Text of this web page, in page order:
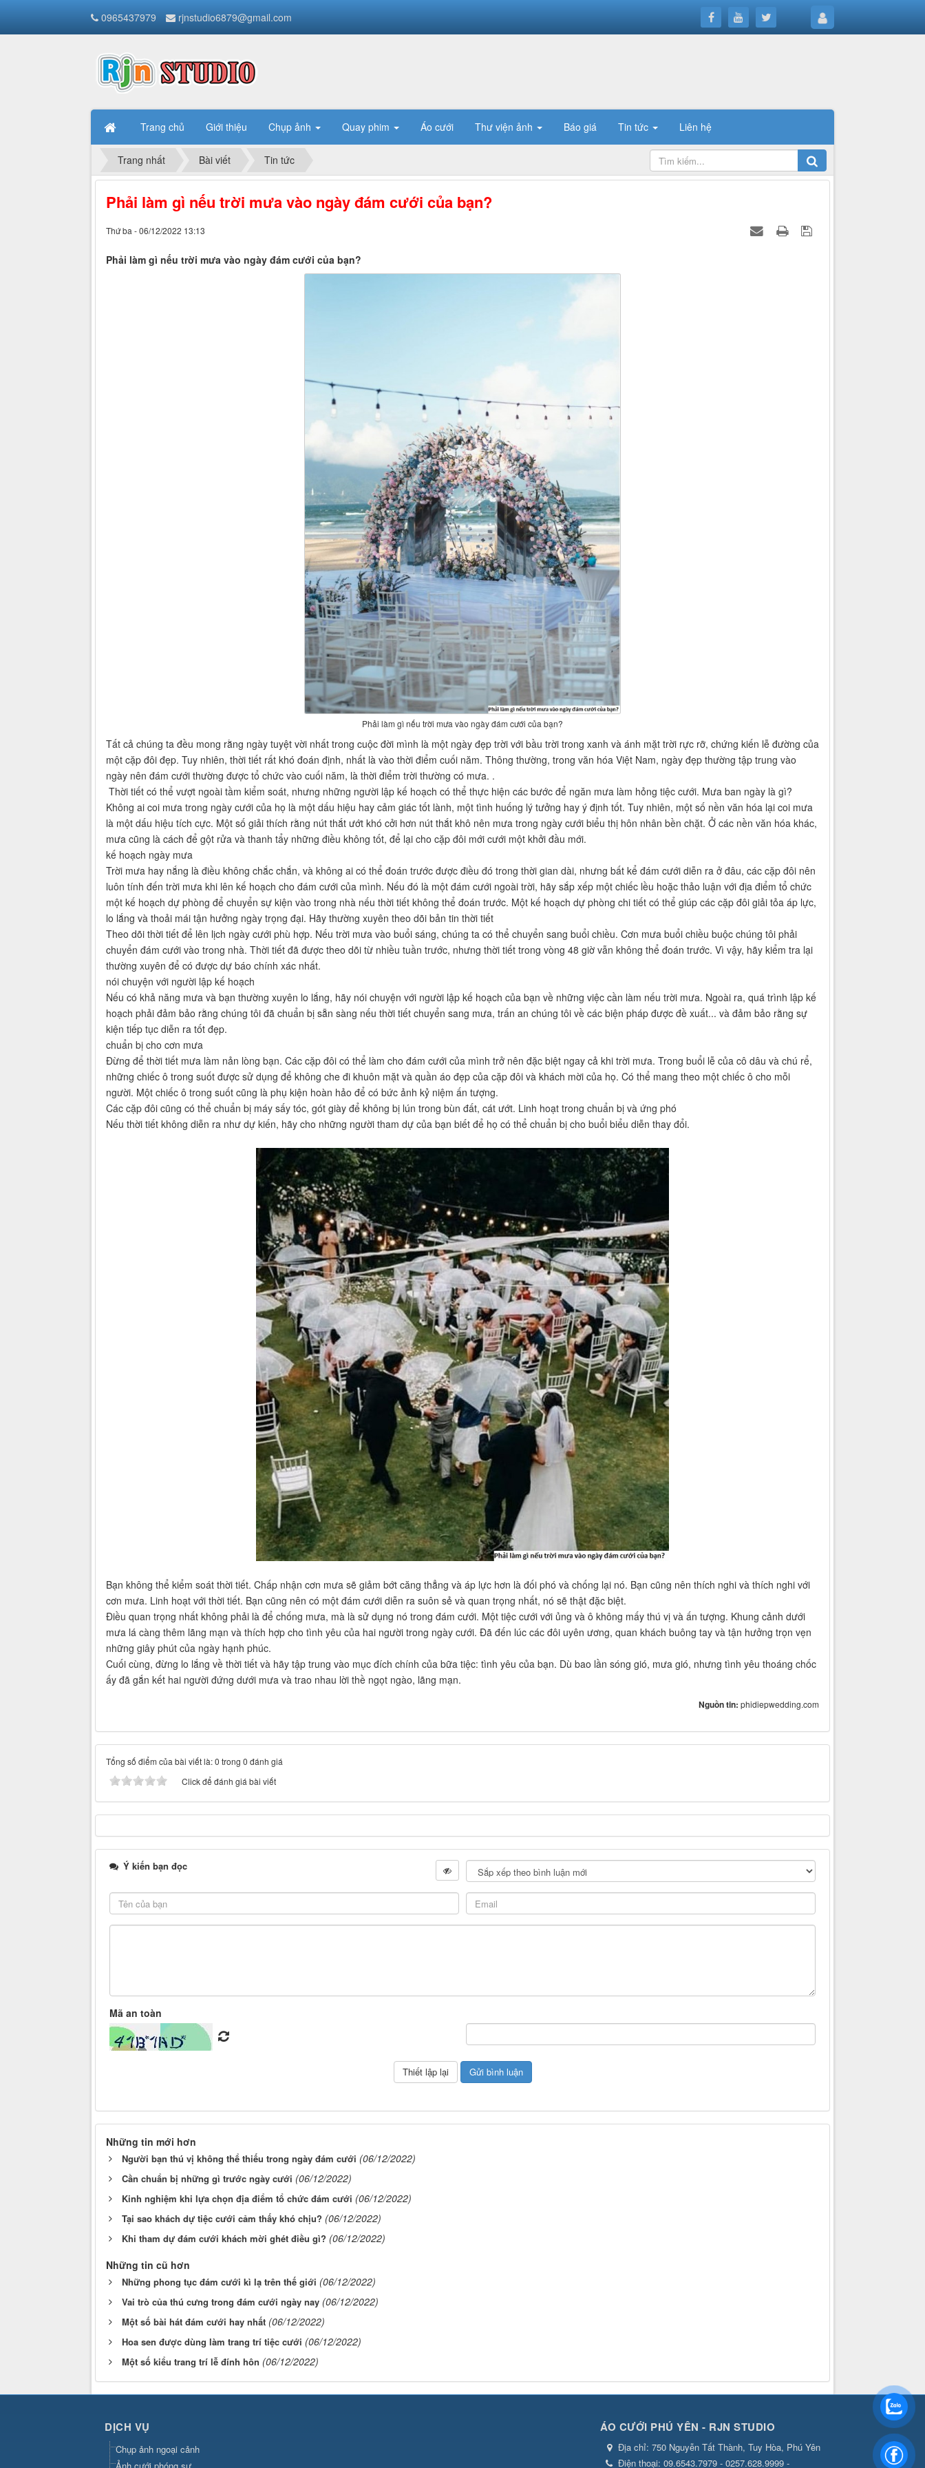
0965437979 rjnstudio6879@gmail.com
Trang chủ Giới thiệu Chụp ảnh Quay phim Áo cưới Thư viện ảnh Báo giá Tin tức Liên hệ
Trang nhất Bài viết Tin tức
Phải làm gì nếu trời mưa vào ngày đám cưới của bạn?
Thứ ba - 06/12/2022 13:13
Phải làm gì nếu trời mưa vào ngày đám cưới của bạn?
Phải làm gì nếu trời mưa vào ngày đám cưới của bạn?
Tất cả chúng ta đều mong rằng ngày tuyệt vời nhất trong cuộc đời mình là một ngày đẹp trời với bầu trời trong xanh và ánh mặt trời rực rỡ, chứng kiến ​​lễ đường của
một cặp đôi đẹp. Tuy nhiên, thời tiết rất khó đoán định, nhất là vào thời điểm cuối năm. Thông thường, trong văn hóa Việt Nam, ngày đẹp thường tập trung vào
ngày nên đám cưới thường được tổ chức vào cuối năm, là thời điểm trời thường có mưa. .
Thời tiết có thể vượt ngoài tầm kiểm soát, nhưng những người lập kế hoạch có thể thực hiện các bước để ngăn mưa làm hỏng tiệc cưới. Mưa ban ngày là gì?
Không ai coi mưa trong ngày cưới của họ là một dấu hiệu hay cảm giác tốt lành, một tình huống lý tưởng hay ý định tốt. Tuy nhiên, một số nền văn hóa lại coi mưa
là một dấu hiệu tích cực. Một số giải thích rằng nút thắt ướt khó cởi hơn nút thắt khô nên mưa trong ngày cưới biểu thị hôn nhân bền chặt. Ở các nền văn hóa khác,
mưa cũng là cách để gột rửa và thanh tẩy những điều không tốt, để lại cho cặp đôi mới cưới một khởi đầu mới.
kế hoạch ngày mưa
Trời mưa hay nắng là điều không chắc chắn, và không ai có thể đoán trước được điều đó trong thời gian dài, nhưng bất kể đám cưới diễn ra ở đâu, các cặp đôi nên
luôn tính đến trời mưa khi lên kế hoạch cho đám cưới của mình. Nếu đó là một đám cưới ngoài trời, hãy sắp xếp một chiếc lều hoặc thảo luận với địa điểm tổ chức
một kế hoạch dự phòng để chuyển sự kiện vào trong nhà nếu thời tiết không thể đoán trước. Một kế hoạch dự phòng chi tiết có thể giúp các cặp đôi giải tỏa áp lực,
lo lắng và thoải mái tận hưởng ngày trọng đại. Hãy thường xuyên theo dõi bản tin thời tiết
Theo dõi thời tiết để lên lịch ngày cưới phù hợp. Nếu trời mưa vào buổi sáng, chúng ta có thể chuyển sang buổi chiều. Cơn mưa buổi chiều buộc chúng tôi phải
chuyển đám cưới vào trong nhà. Thời tiết đã được theo dõi từ nhiều tuần trước, nhưng thời tiết trong vòng 48 giờ vẫn không thể đoán trước. Vì vậy, hãy kiểm tra lại
thường xuyên để có được dự báo chính xác nhất.
nói chuyện với người lập kế hoạch
Nếu có khả năng mưa và bạn thường xuyên lo lắng, hãy nói chuyện với người lập kế hoạch của bạn về những việc cần làm nếu trời mưa. Ngoài ra, quá trình lập kế
hoạch phải đảm bảo rằng chúng tôi đã chuẩn bị sẵn sàng nếu thời tiết chuyển sang mưa, trấn an chúng tôi về các biện pháp được đề xuất... và đảm bảo rằng sự
kiện tiếp tục diễn ra tốt đẹp.
chuẩn bị cho cơn mưa
Đừng để thời tiết mưa làm nản lòng bạn. Các cặp đôi có thể làm cho đám cưới của mình trở nên đặc biệt ngay cả khi trời mưa. Trong buổi lễ của cô dâu và chú rể,
những chiếc ô trong suốt được sử dụng để không che đi khuôn mặt và quần áo đẹp của cặp đôi và khách mời của họ. Có thể mang theo một chiếc ô cho mỗi
người. Một chiếc ô trong suốt cũng là phụ kiện hoàn hảo để có bức ảnh kỷ niệm ấn tượng.
Các cặp đôi cũng có thể chuẩn bị máy sấy tóc, gót giày để không bị lún trong bùn đất, cát ướt. Linh hoạt trong chuẩn bị và ứng phó
Nếu thời tiết không diễn ra như dự kiến, hãy cho những người tham dự của bạn biết để họ có thể chuẩn bị cho buổi biểu diễn thay đổi.
Bạn không thể kiểm soát thời tiết. Chấp nhận cơn mưa sẽ giảm bớt căng thẳng và áp lực hơn là đối phó và chống lại nó. Bạn cũng nên thích nghi và thích nghi với
cơn mưa. Linh hoạt với thời tiết. Bạn cũng nên có một đám cưới diễn ra suôn sẻ và quan trọng nhất, nó sẽ thật đặc biệt.
Điều quan trọng nhất không phải là để chống mưa, mà là sử dụng nó trong đám cưới. Một tiệc cưới với ủng và ô không mấy thú vị và ấn tượng. Khung cảnh dưới
mưa lá càng thêm lãng mạn và thích hợp cho tình yêu của hai người trong ngày cưới. Đã đến lúc các đôi uyên ương, quan khách buông tay và tận hưởng trọn vẹn
những giây phút của ngày hạnh phúc.
Cuối cùng, đừng lo lắng về thời tiết và hãy tập trung vào mục đích chính của bữa tiệc: tình yêu của bạn. Dù bao lần sóng gió, mưa gió, nhưng tình yêu thoáng chốc
ấy đã gắn kết hai người đứng dưới mưa và trao nhau lời thề ngọt ngào, lãng mạn.
Nguồn tin: phidiepwedding.com
Tổng số điểm của bài viết là: 0 trong 0 đánh giá
Click để đánh giá bài viết
Ý kiến bạn đọc
Mã an toàn
Những tin mới hơn
Người bạn thú vị không thể thiếu trong ngày đám cưới (06/12/2022)
Cần chuẩn bị những gì trước ngày cưới (06/12/2022)
Kinh nghiệm khi lựa chọn địa điểm tổ chức đám cưới (06/12/2022)
Tại sao khách dự tiệc cưới cảm thấy khó chịu? (06/12/2022)
Khi tham dự đám cưới khách mời ghét điều gì? (06/12/2022)
Những tin cũ hơn
Những phong tục đám cưới kì lạ trên thế giới (06/12/2022)
Vai trò của thú cưng trong đám cưới ngày nay (06/12/2022)
Một số bài hát đám cưới hay nhất (06/12/2022)
Hoa sen được dùng làm trang trí tiệc cưới (06/12/2022)
Một số kiểu trang trí lễ đính hôn (06/12/2022)
DỊCH VỤ
Chụp ảnh ngoại cảnh
ÁO CƯỚI PHÚ YÊN - RJN STUDIO
Địa chỉ: 750 Nguyễn Tất Thành, Tuy Hòa, Phú Yên
Điện thoại: 09.6543.7979 - 0257.628.9999 -